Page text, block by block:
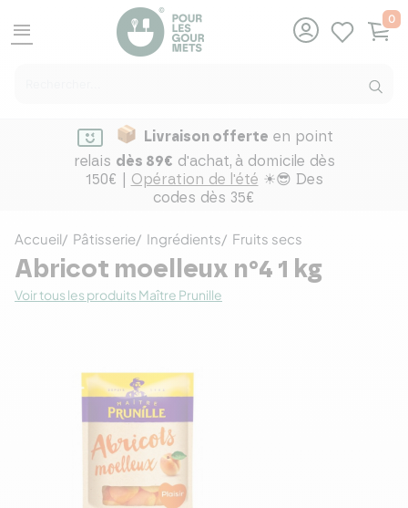
menu
0
Livraison offerte en point
relais dès 89€ d'achat, à domicile dès
150€ | Opération de l'été ☀😎 Des
codes dès 35€
Accueil Pâtisserie Ingrédients Fruits secs
Abricot moelleux n°4 1 kg
Voir tous les produits Maître Prunille